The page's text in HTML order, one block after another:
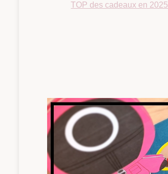
TOP des cadeaux en 2025